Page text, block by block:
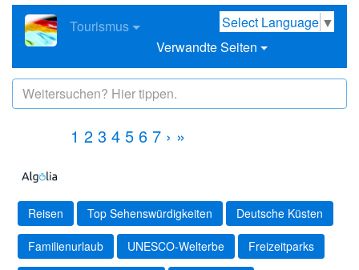
Select Language ▼
Tourismus
Verwandte Seiten
1 2 3 4 5 6 7 › »
Reisen Top Sehenswürdigkeiten Deutsche Küsten
Familienurlaub UNESCO-Welterbe Freizeitparks